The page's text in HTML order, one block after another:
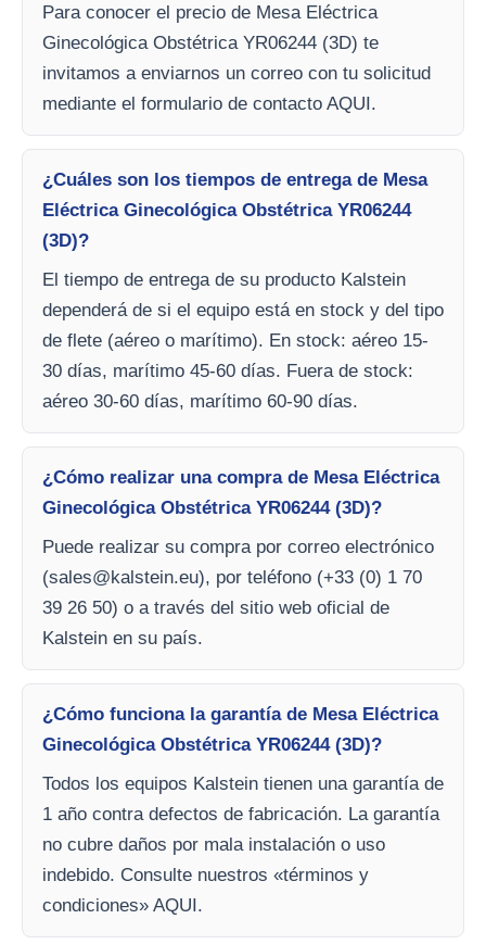
Para conocer el precio de Mesa Eléctrica
Ginecológica Obstétrica YR06244 (3D) te
invitamos a enviarnos un correo con tu solicitud
mediante el formulario de contacto AQUI.
¿Cuáles son los tiempos de entrega de Mesa
Eléctrica Ginecológica Obstétrica YR06244
(3D)?
El tiempo de entrega de su producto Kalstein
dependerá de si el equipo está en stock y del tipo
de flete (aéreo o marítimo). En stock: aéreo 15-
30 días, marítimo 45-60 días. Fuera de stock:
aéreo 30-60 días, marítimo 60-90 días.
¿Cómo realizar una compra de Mesa Eléctrica
Ginecológica Obstétrica YR06244 (3D)?
Puede realizar su compra por correo electrónico
(sales@kalstein.eu), por teléfono (+33 (0) 1 70
39 26 50) o a través del sitio web oficial de
Kalstein en su país.
¿Cómo funciona la garantía de Mesa Eléctrica
Ginecológica Obstétrica YR06244 (3D)?
Todos los equipos Kalstein tienen una garantía de
1 año contra defectos de fabricación. La garantía
no cubre daños por mala instalación o uso
indebido. Consulte nuestros «términos y
condiciones» AQUI.